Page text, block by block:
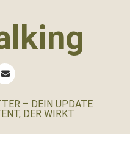
– DEIN UPDATE
DER WIRKT